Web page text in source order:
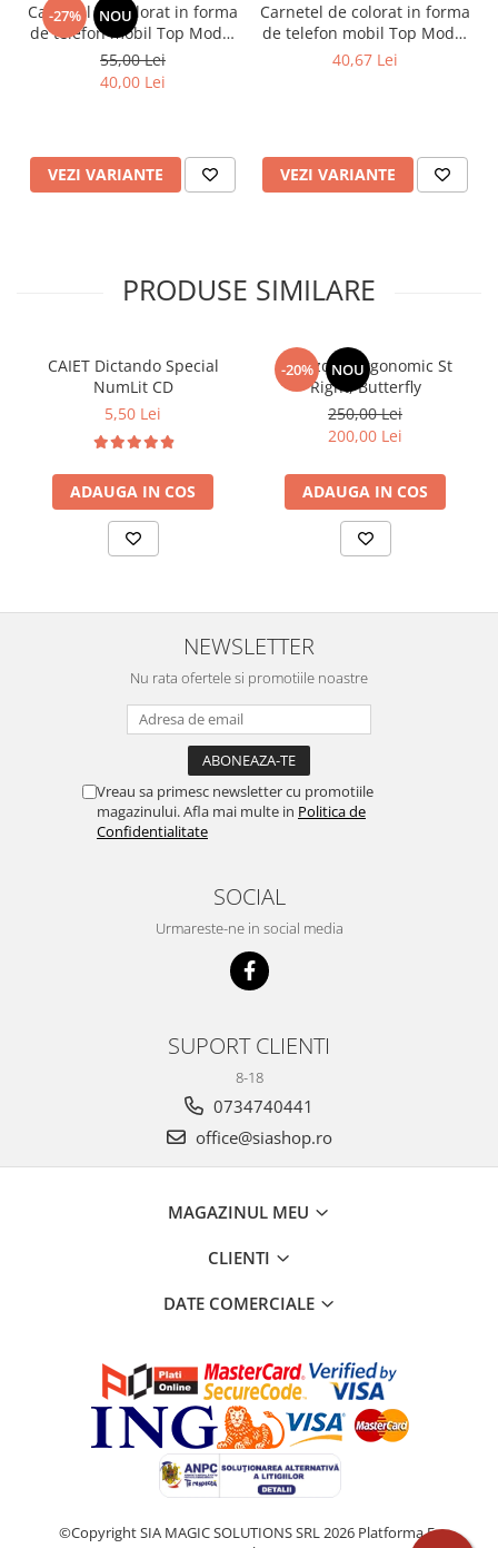
-27% NOU
Carnetel de colorat in forma
de telefon mobil Top Model
cu muzica 13.8x7 cm
Depesche 12903
55,00 Lei
40,00 Lei
VEZI VARIANTE
Carnetel de colorat in forma
de telefon mobil Top Model
cu muzica 13.8x7 cm
40,67 Lei
VEZI VARIANTE
PRODUSE SIMILARE
CAIET Dictando Special
NumLit CD
5,50 Lei
ADAUGA IN COS
-20% NOU
Ghiozdan ergonomic St
Right, Butterfly
250,00 Lei
200,00 Lei
ADAUGA IN COS
NEWSLETTER
Nu rata ofertele si promotiile noastre
Vreau sa primesc newsletter cu promotiile
magazinului. Afla mai multe in Politica de
Confidentialitate
SOCIAL
Urmareste-ne in social media
SUPORT CLIENTI
8-18
0734740441
office@siashop.ro
MAGAZINUL MEU
CLIENTI
DATE COMERCIALE
©Copyright SIA MAGIC SOLUTIONS SRL 2026 Platforma E-